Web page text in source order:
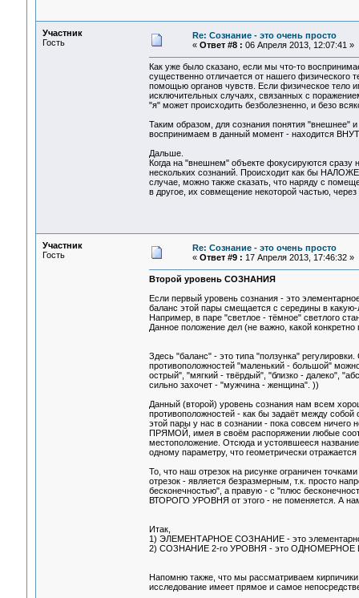
Участник
Гость
Re: Сознание - это очень просто
« Ответ #8 : 06 Апреля 2013, 12:07:41 »
Как уже было сказано, если мы что-то
существенно отличается от нашего физического
помощью органов чувств. Если физическое тело
исключительных случаях, связанных с
"я" может происходить безболезненно, и безо
Таким образом, для сознания понятия "внешнее"
воспринимаем в данный момент - находится
Дальше.
Когда на "внешнем" объекте фокусируются сразу
нескольких сознаний. Происходит как бы
случае, можно также сказать, что наряду с
в другое, их совмещение некоторой частью,
Участник
Гость
Re: Сознание - это очень просто
« Ответ #9 : 17 Апреля 2013, 17:46:32 »
Второй уровень СОЗНАНИЯ
Если первый уровень сознания - это
баланс этой пары смещается с середины в
Например, в паре "светлое - тёмное" светлого
Данное положение дел (не важно, какой
Здесь "баланс" - это типа "ползунка"
противоположностей "маленький - большой"
острый", "мягкий - твёрдый", "близко - далеко",
сильно захочет - "мужчина - женщина". ))
Данный (второй) уровень сознания нам всем
противоположностей - как бы задаёт между
этой пары у нас в сознании - пока совсем
ПРЯМОЙ, имея в своём распоряжении любые
местоположение. Отсюда и устоявшееся
одному параметру, что геометрически
То, что наш отрезок на рисунке ограничен
отрезок - является безразмерным, т.к. просто
бесконечностью", а правую - с "плюс
ВТОРОГО УРОВНЯ от этого - не поменяется. А
Итак,
1) ЭЛЕМЕНТАРНОЕ СОЗНАНИЕ - это
2) СОЗНАНИЕ 2-го УРОВНЯ - это ОДНОМЕРНОЕ
Напомню также, что мы рассматриваем
исследование имеет прямое и самое